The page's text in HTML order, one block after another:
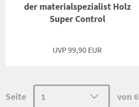
der materialspezialist Holz
Super Control
UVP 99,90 EUR
Seite von 6